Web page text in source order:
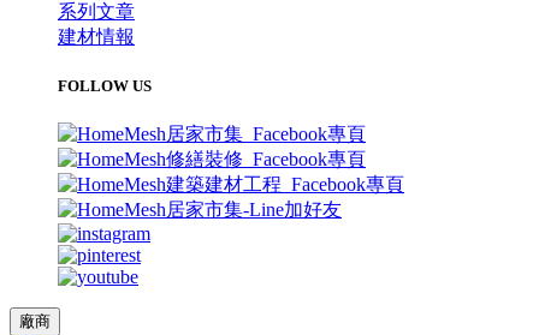
系列文章
建材情報
FOLLOW US
廠商